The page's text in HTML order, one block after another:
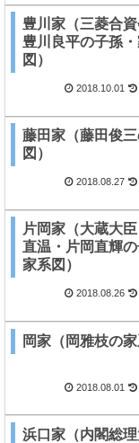
豊川家（三菱合資
豊川良平の子孫
図）
2018.10.01
藤田家（藤田俊
図）
2018.08.27
片岡家（大蔵大
直温・片岡直輝の
家系図）
2018.08.26
岡家（岡雅枝の家
2018.08.01
浜口家（内閣総理